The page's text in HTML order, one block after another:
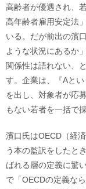
高齢者が優遇され、
高年齢者雇用安定法
いる。だが前出の濱
ような状況にあるか
関係性は語れない、
す。企業は、『Aと
を出し、対象者が応
もない若者を一括で
濱口氏はOECD（経
う本の監訳をしたと
ばれる層の定義に驚
で「OECDの定義な